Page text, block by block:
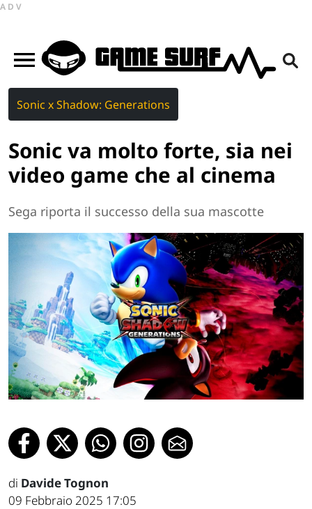
ADV
Sonic x Shadow: Generations
Sonic va molto forte, sia nei
video game che al cinema
Sega riporta il successo della sua mascotte
di Davide Tognon
09 Febbraio 2025 17:05